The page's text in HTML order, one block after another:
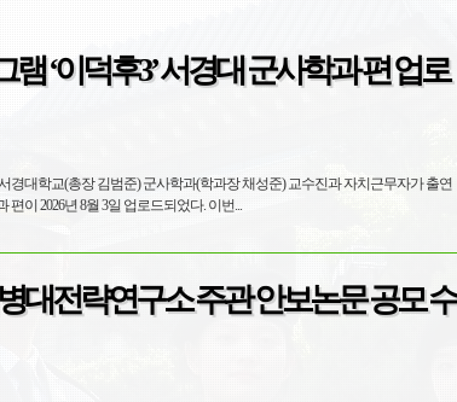
‘이덕후3’ 서경대 군사학과 편 업로
한 인기 유튜브 예능 프로그램 ‘이덕후3’ 군사학과 편이 2026년 8월 3일 업로드되었다. 이번...
대전략연구소 주관 안보논문 공모 수